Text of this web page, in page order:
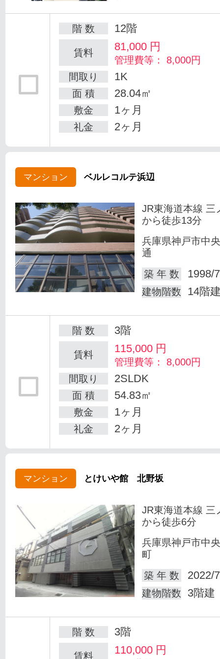
階 数 12階
賃料 81,000 円
管理費等： 8,000円
間取り
1K
面 積 28.04㎡
敷金 1ヶ月
礼金 2ヶ月
マンション ベルレコルテ浜辺
JR東海道本線 三
から徒歩13分
兵庫県神戸市中
通
築 年 数
1998/
建物階数 14階
階 数 3階
賃料 115,000 円
管理費等： 8,000円
間取り
2SLDK
面 積 54.83㎡
敷金 1ヶ月
礼金 2ヶ月
マンション とけいや館 北野坂
JR東海道本線 三
から徒歩6分
兵庫県神戸市中
町
築 年 数
2022/
建物階数 3階建
階 数 3階
賃料 110,000 円